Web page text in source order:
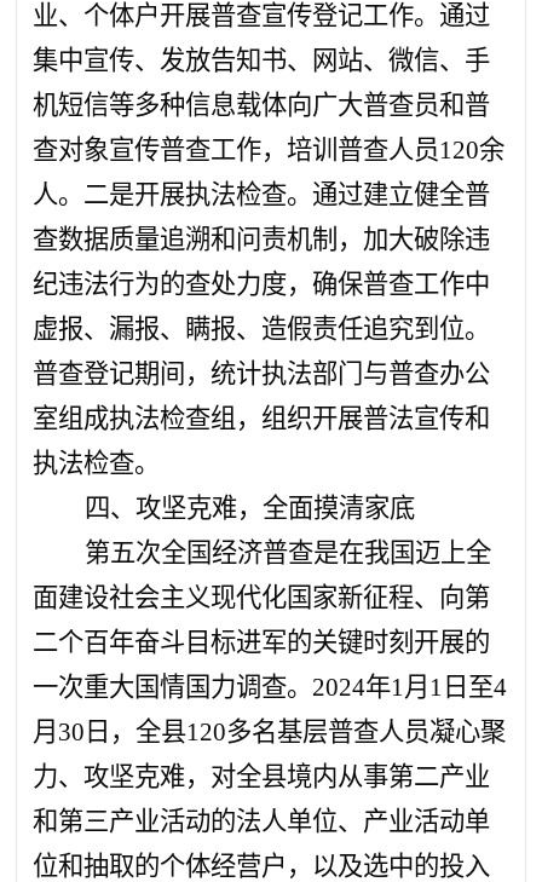
业、个体户开展普查宣传登记工作。通过
集中宣传、发放告知书、网站、微信、手
机短信等多种信息载体向广大普查员和普
查对象宣传普查工作，培训普查人员120余
人。二是开展执法检查。通过建立健全普
查数据质量追溯和问责机制，加大破除违
纪违法行为的查处力度，确保普查工作中
虚报、漏报、瞒报、造假责任追究到位。
普查登记期间，统计执法部门与普查办公
室组成执法检查组，组织开展普法宣传和
执法检查。
四、攻坚克难，全面摸清家底
第五次全国经济普查是在我国迈上全
面建设社会主义现代化国家新征程、向第
二个百年奋斗目标进军的关键时刻开展的
一次重大国情国力调查。2024年1月1日至4
月30日，全县120多名基层普查人员凝心聚
力、攻坚克难，对全县境内从事第二产业
和第三产业活动的法人单位、产业活动单
位和抽取的个体经营户，以及选中的投入